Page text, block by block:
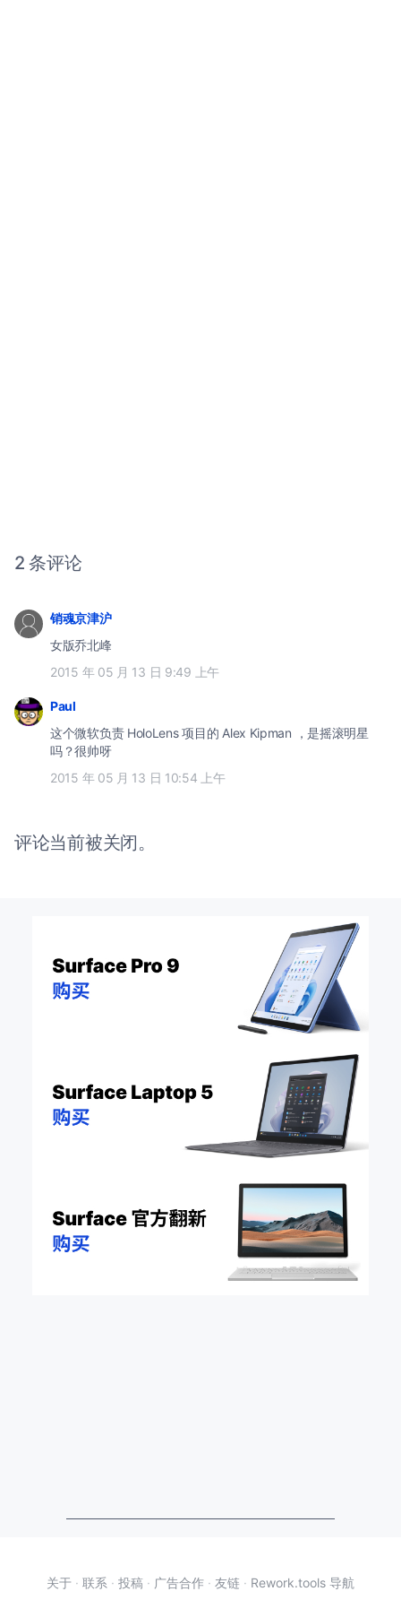
2 条评论
销魂京津沪
女版乔北峰
2015 年 05 月 13 日 9:49 上午
Paul
这个微软负责 HoloLens 项目的 Alex Kipman ，是摇滚明星
吗？很帅呀
2015 年 05 月 13 日 10:54 上午
评论当前被关闭。
关于 · 联系 · 投稿 · 广告合作 · 友链 · Rework.tools 导航